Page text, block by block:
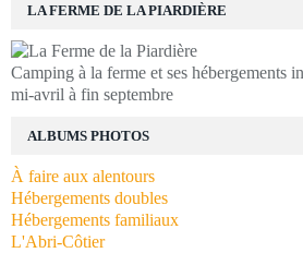
LA FERME DE LA PIARDIÈRE
Camping à la ferme et ses hébergements
mi-avril à fin septembre
ALBUMS PHOTOS
À faire aux alentours
Hébergements doubles
Hébergements familiaux
L'Abri-Côtier